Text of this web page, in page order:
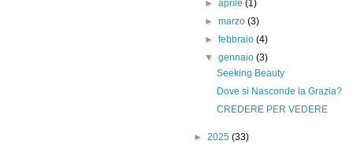
►aprile(1)
►marzo(3)
►febbraio(4)
▼gennaio(3)
Seeking Beauty
Dove si Nasconde la Grazia?
CREDERE PER VEDERE
► 2025 (33)